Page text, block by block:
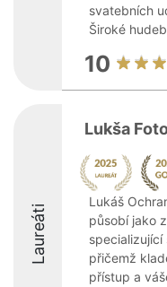
svatebních
Široké
10
Laureáti
Lukša
Lukáš
působí jako
specializující
přičemž
přístup a